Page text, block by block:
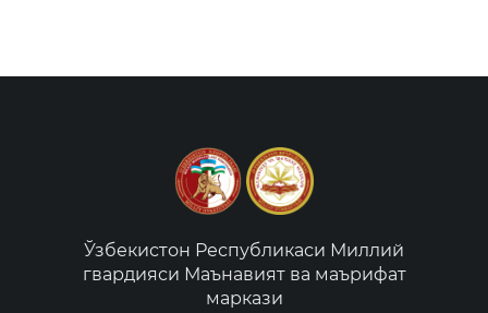
Ўзбекистон Республикаси Миллий
гвардияси Маънавият ва маърифат
маркази